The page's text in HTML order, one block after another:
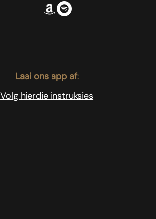
Laai ons app af:
Volg hierdie instruksies